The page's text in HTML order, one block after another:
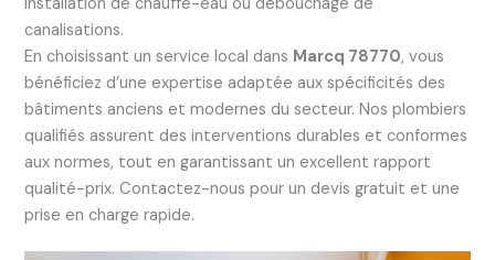
canalisations.
En choisissant un service local dans Marcq 78770, vous
bénéficiez d’une expertise adaptée aux spécificités des
bâtiments anciens et modernes du secteur. Nos plombiers
qualifiés assurent des interventions durables et conformes
aux normes, tout en garantissant un excellent rapport
qualité-prix. Contactez-nous pour un devis gratuit et une
prise en charge rapide.